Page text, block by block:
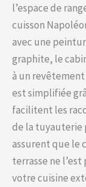
l’espace de
cuisson
avec une
graphite, le
à un revêtement
est simplifiée
facilitent les
de la tuyauterie
assurent que le
terrasse ne
votre cuisine